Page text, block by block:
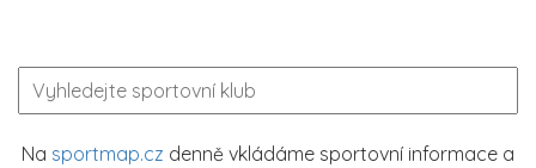
Na sportmap.cz denně vkládáme sportovní informace a